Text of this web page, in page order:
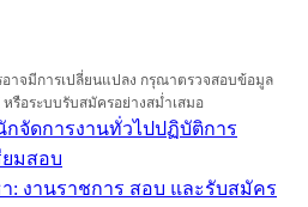
าจมีการเปลี่ยนแปลง กรุณาตรวจสอบข้อมูล
รือระบบรับสมัครอย่างสม่ำเสมอ
กจัดการงานทั่วไปปฏิบัติการ
มสอบ
: งานราชการ สอบ และรับสมัคร